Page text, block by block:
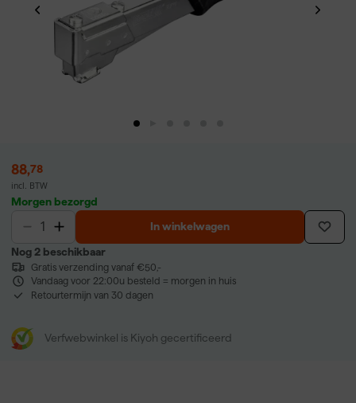
88,78
incl. BTW
Morgen bezorgd
In winkelwagen
Nog 2 beschikbaar
Gratis verzending vanaf €50,-
Vandaag voor 22:00u besteld = morgen in huis
Retourtermijn van 30 dagen
Verfwebwinkel is Kiyoh gecertificeerd